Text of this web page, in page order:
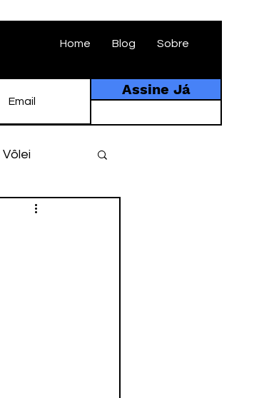
Home Blog Sobre
Assine Já
Vôlei
História